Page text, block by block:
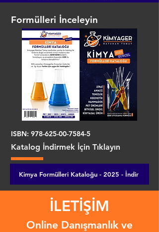
Formülleri İnceleyin
ISBN: 978-625-00-7584-5
Katalog İndirmek İçin Tıklayın
Kimya Formülleri Kataloğu - 2025 - İndir
İLETİŞİM
Online Danışmanlık ve